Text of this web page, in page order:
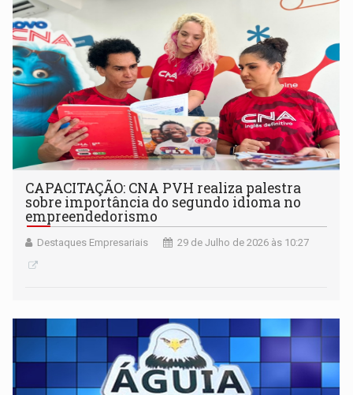
CAPACITAÇÃO: CNA PVH realiza palestra
sobre importância do segundo idioma no
empreendedorismo
Destaques Empresariais 29 de Julho de 2026 às 10:27